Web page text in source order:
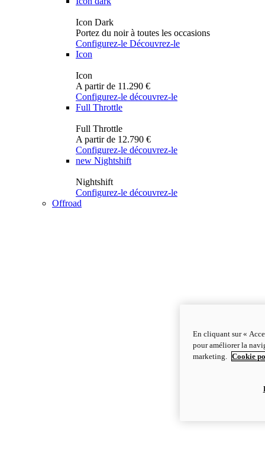
Icon Dark
Portez du noir à toutes les occasions
Configurez-le Découvrez-le
Icon
Icon
A partir de 11.290 €
Configurez-le découvrez-le
Full Throttle
Full Throttle
A partir de 12.790 €
Configurez-le découvrez-le
new Nightshift
Nightshift
Configurez-le découvrez-le
Offroad
En cliquant sur «
pour améliorer la
marketing.
Cookie